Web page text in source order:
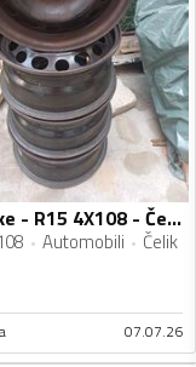
Fabričke - R15 4X108 - Čelik felne
Automobili Čelik
07.07.26